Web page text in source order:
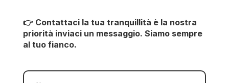
👉 Contattaci la tua tranquillità è la nostra
priorità inviaci un messaggio. Siamo sempre
al tuo fianco.